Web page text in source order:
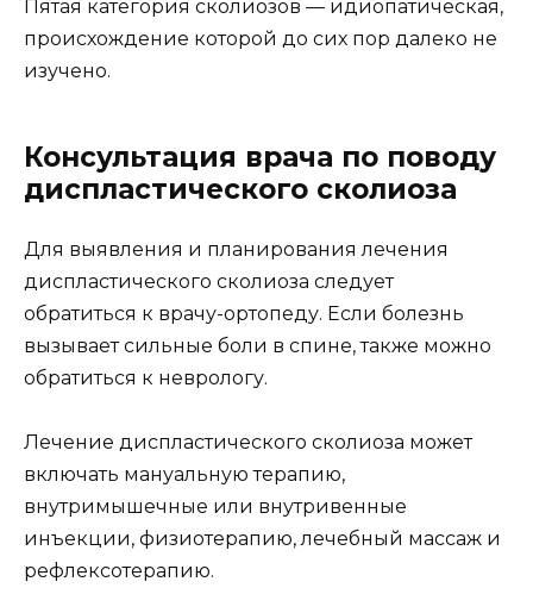
Пятая категория сколиозов — идиопатическая,
происхождение которой до сих пор далеко не
изучено.
Консультация врача по поводу
диспластического сколиоза
Для выявления и планирования лечения
диспластического сколиоза следует
обратиться к врачу-ортопеду. Если болезнь
вызывает сильные боли в спине, также можно
обратиться к неврологу.
Лечение диспластического сколиоза может
включать мануальную терапию,
внутримышечные или внутривенные
инъекции, физиотерапию, лечебный массаж и
рефлексотерапию.